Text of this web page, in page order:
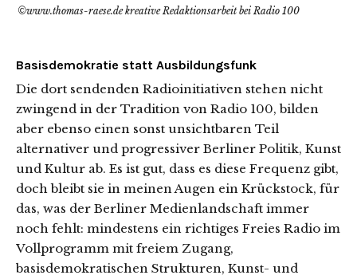
©www.thomas-raese.de kreative Redaktionsarbeit bei Radio 100
Basisdemokratie statt Ausbildungsfunk
Die dort sendenden Radioinitiativen stehen nicht
zwingend in der Tradition von Radio 100, bilden
aber ebenso einen sonst unsichtbaren Teil
alternativer und progressiver Berliner Politik, Kunst
und Kultur ab. Es ist gut, dass es diese Frequenz gibt,
doch bleibt sie in meinen Augen ein Krückstock, für
das, was der Berliner Medienlandschaft immer
noch fehlt: mindestens ein richtiges Freies Radio im
Vollprogramm mit freiem Zugang,
basisdemokratischen Strukturen, Kunst- und